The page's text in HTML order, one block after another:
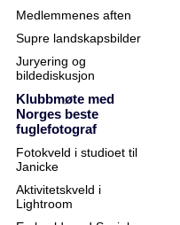
Medlemmenes aften
Supre landskapsbilder
Juryering og
bildediskusjon
Klubbmøte med
Norges beste
fuglefotograf
Fotokveld i studioet til
Janicke
Aktivitetskveld i
Lightroom